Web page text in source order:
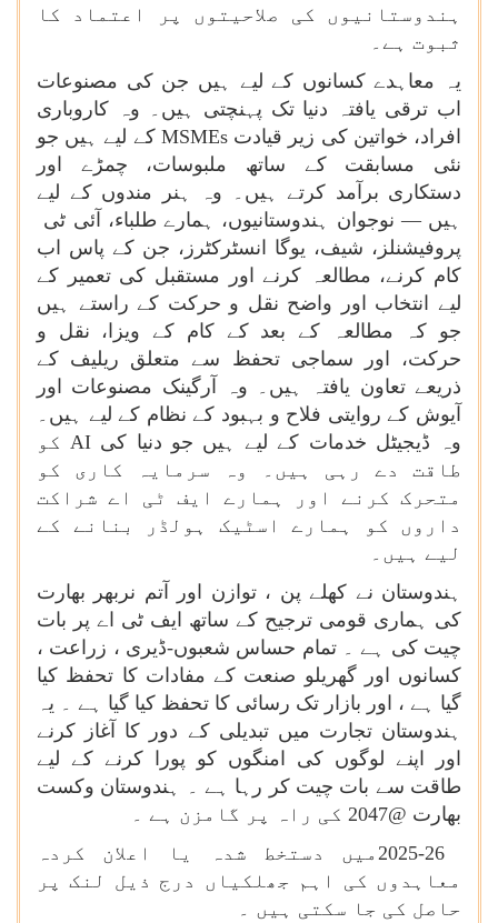
ہندوستانیوں کی صلاحیتوں پر اعتماد کا
ثبوت ہے۔
یہ معاہدے کسانوں کے لیے ہیں جن کی مصنوعات
اب ترقی یافتہ دنیا تک پہنچتی ہیں۔ وہ کاروباری
افراد، خواتین کی زیر قیادتMSMEs کے لیے ہیں جو
نئی مسابقت کے ساتھ ملبوسات، چمڑے اور
دستکاری برآمد کرتے ہیں۔ وہ ہنر مندوں کے لیے
ہیں — نوجوان ہندوستانیوں، ہمارے طلباء، آئی ٹی
پروفیشنلز، شیف، یوگا انسٹرکٹرز، جن کے پاس اب
کام کرنے، مطالعہ کرنے اور مستقبل کی تعمیر کے
لیے انتخاب اور واضح نقل و حرکت کے راستے ہیں
جو کہ مطالعہ کے بعد کے کام کے ویزا، نقل و
حرکت، اور سماجی تحفظ سے متعلق ریلیف کے
ذریعے تعاون یافتہ ہیں۔ وہ آرگینک مصنوعات اور
آیوش کے روایتی فلاح و بہبود کے نظام کے لیے ہیں۔
وہ ڈیجیٹل خدمات کے لیے ہیں جو دنیا کی AIکو
طاقت دے رہی ہیں۔ وہ سرمایہ کاری کو
متحرک کرنے اور ہمارے ایف ٹی اے شراکت
داروں کو ہمارے اسٹیک ہولڈر بنانے کے
لیے ہیں۔
ہندوستان نے کھلے پن ، توازن اور آتم نربھر بھارت
کی ہماری قومی ترجیح کے ساتھ ایف ٹی اے پر بات
چیت کی ہے ۔ تمام حساس شعبوں-ڈیری ، زراعت ،
کسانوں اور گھریلو صنعت کے مفادات کا تحفظ کیا
گیا ہے ، اور بازار تک رسائی کا تحفظ کیا گیا ہے ۔ یہ
ہندوستان تجارت میں تبدیلی کے دور کا آغاز کرنے
اور اپنے لوگوں کی امنگوں کو پورا کرنے کے لیے
طاقت سے بات چیت کر رہا ہے ۔ ہندوستان وکست
بھارت @2047 کی راہ پر گامزن ہے ۔
2025-26 میں دستخط شدہ یا اعلان کردہ
معاہدوں کی اہم جھلکیاں درج ذیل لنک پر
حاصل کی جا سکتی ہیں ۔